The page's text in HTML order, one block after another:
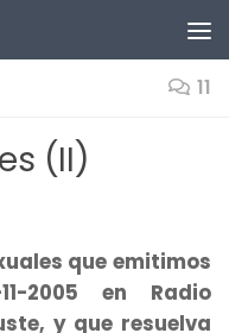
11
(II)
que emitimos
2005 en Radio
y que resuelva